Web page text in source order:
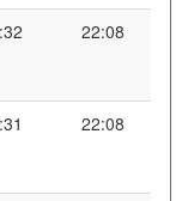
22:08
22:08